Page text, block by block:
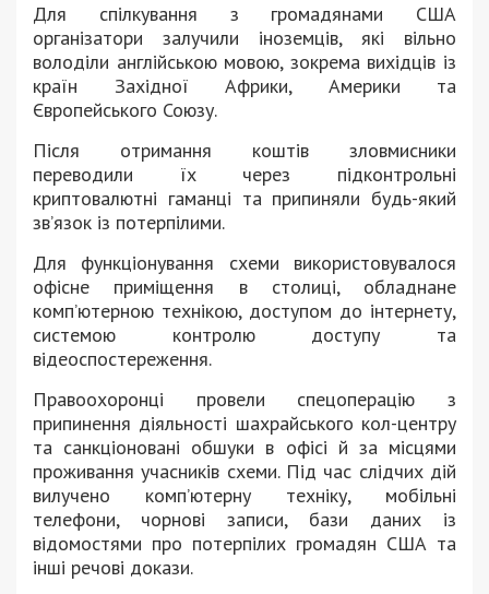
Для спілкування з громадянами США
організатори залучили іноземців, які вільно
володіли англійською мовою, зокрема вихідців із
країн Західної Африки, Америки та
Європейського Союзу.
Після отримання коштів зловмисники
переводили їх через підконтрольні
криптовалютні гаманці та припиняли будь-який
зв’язок із потерпілими.
Для функціонування схеми використовувалося
офісне приміщення в столиці, обладнане
комп’ютерною технікою, доступом до інтернету,
системою контролю доступу та
відеоспостереження.
Правоохоронці провели спецоперацію з
припинення діяльності шахрайського кол-центру
та санкціоновані обшуки в офісі й за місцями
проживання учасників схеми. Під час слідчих дій
вилучено комп’ютерну техніку, мобільні
телефони, чорнові записи, бази даних із
відомостями про потерпілих громадян США та
інші речові докази.